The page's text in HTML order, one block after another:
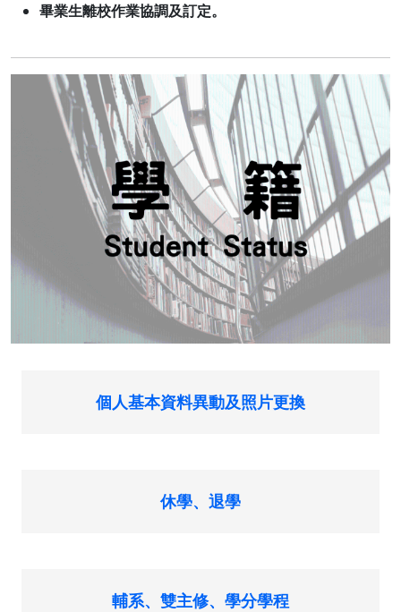
畢業生離校作業協調及訂定。
個人基本資料異動及照片更換
休學、退學
輔系、雙主修、學分學程